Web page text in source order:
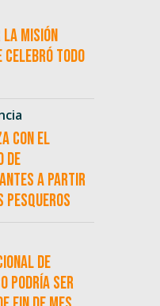
misión
celebró todo
con el
de
a partir
pesqueros
de
podría ser